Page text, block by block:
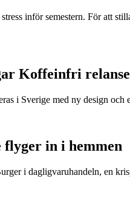
inför semestern. För att
Koffeinfri
i Sverige med ny design och
in i hemmen
i dagligvaruhandeln, en